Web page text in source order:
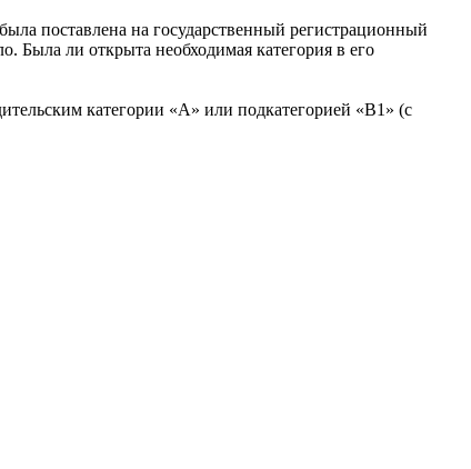
поставлена на государственный регистрационный
Была ли открыта необходимая категория в его
категории «А» или подкатегорией «В1» (с